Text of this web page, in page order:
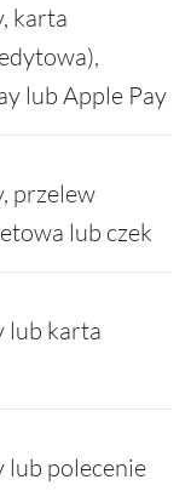
karta
lub Apple Pay
przelew
lub czek
lub karta
lub polecenie